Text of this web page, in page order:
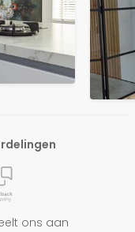
ons aan